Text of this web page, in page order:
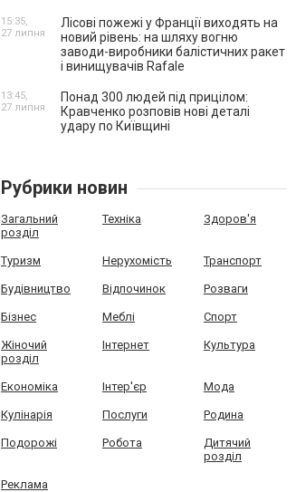
Лісові пожежі у Франції виходять на
новий рівень: на шляху вогню
заводи-виробники балістичних ракет
і винищувачів Rafale
15:35,
27 липня
Понад 300 людей під прицілом:
Кравченко розповів нові деталі
удару по Київщині
13:45,
27 липня
Рубрики новин
Загальний
розділ
Техніка Здоров'я
Туризм Нерухомість Транспорт
Будівництво Відпочинок Розваги
Бізнес Меблі Спорт
Жіночий
розділ
Інтернет Культура
Економіка Інтер'єр Мода
Кулінарія Послуги Родина
Подорожі Робота
Дитячий
розділ
Реклама